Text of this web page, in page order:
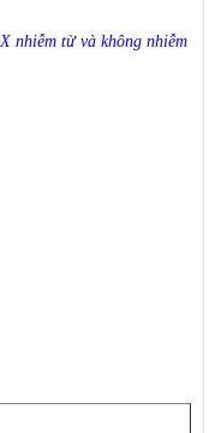
nhiễm từ và không nhiễm